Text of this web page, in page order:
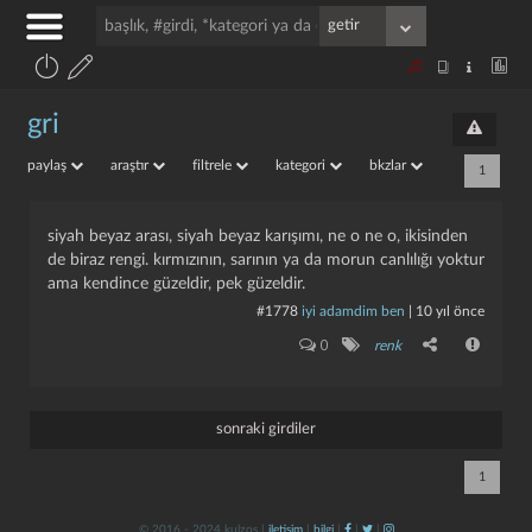
gri
paylaş araştır filtrele kategori bkzlar 1
siyah beyaz arası, siyah beyaz karışımı, ne o ne o, ikisinden
de biraz rengi. kırmızının, sarının ya da morun canlılığı yoktur
ama kendince güzeldir, pek güzeldir.
#1778 i̇yi adamdim ben 10 yıl önce
0 renk
sonraki girdiler
1
© 2016 - 2024 kulzos | iletişim| bilgi| | |